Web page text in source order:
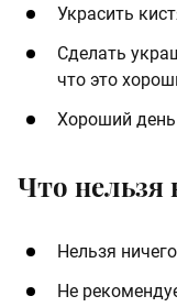
Украсить
Сделать
что это
Хороший
Что нельзя
Нельзя
Не